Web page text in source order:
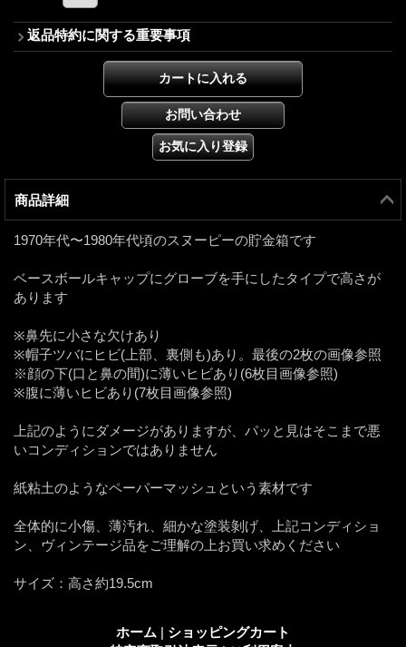
返品特約に関する重要事項
商品詳細
1970年代〜1980年代頃のスヌーピーの貯金箱です
ベースボールキャップにグローブを手にしたタイプで高さが
あります
※鼻先に小さな欠けあり
※帽子ツバにヒビ(上部、裏側も)あり。最後の2枚の画像参照
※顔の下(口と鼻の間)に薄いヒビあり(6枚目画像参照)
※腹に薄いヒビあり(7枚目画像参照)
上記のようにダメージがありますが、パッと見はそこまで悪
いコンディションではありません
紙粘土のようなペーパーマッシュという素材です
全体的に小傷、薄汚れ、細かな塗装剝げ、上記コンディショ
ン、ヴィンテージ品をご理解の上お買い求めください
サイズ：高さ約19.5cm
ホーム | ショッピングカート